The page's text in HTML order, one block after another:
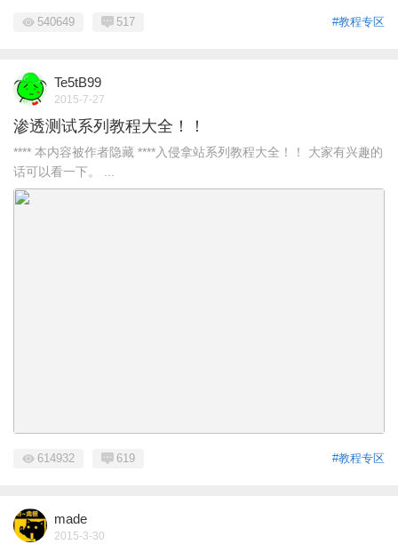
#教程专区
540649 517
Te5tB99
2015-7-27
渗透测试系列教程大全！！
**** 本内容被作者隐藏 ****入侵拿站系列教程大全！！ 大家有兴趣的
话可以看一下。 ...
#教程专区
614932 619
made
2015-3-30